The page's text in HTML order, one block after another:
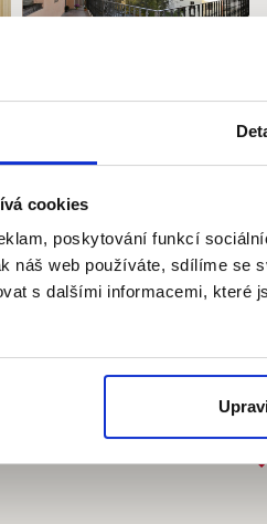
cookies
poskytování funkcí
náš web používáte, sdílíme se
s dalšími informacemi, které